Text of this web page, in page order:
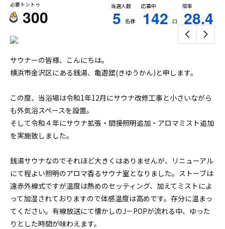
必要トントゥ
300
当選人数
5 名様
応募中
142 口
倍率
28.4
サウナーの皆様、こんにちは。
横浜市金沢区にある銭湯、亀遊舘(きゆうかん)と申します。
この度、当浴場は令和1年12月にサウナ改修工事と小さいながら
も外気浴スペースを設置。
そして令和４年にサウナ拡張・間接照明追加・アロマミスト追加
を実施致しました。
銭湯サウナなのでそれほど大きくはありませんが、リニューアル
にて程よい照明のアロマ香るサウナ室となりました。ストーブは
遠赤外線式ですが温度は熱めのセッティング、加えてミストによ
って加湿されておりますので体感温度は高めです。存分に温まっ
てください。有線放送にて懐かしのJ－POPが流れる中、ゆった
りとした時間が味わえます。